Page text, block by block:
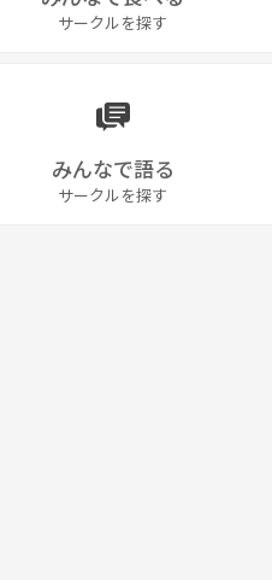
サークルを探す
みんなで語る
サークルを探す